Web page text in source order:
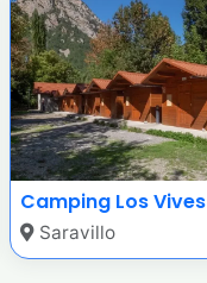
Camping Los Vives
Saravillo